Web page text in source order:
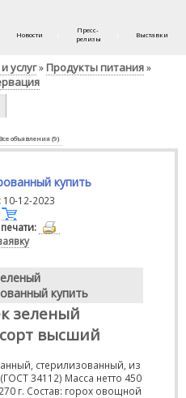
Новости
Пресс-
релизы
Выставки
услуг» Продукты питания»
Все объявления (9)
купить
10-12-2023
купить
зеленый
высший
стерилизованный, из
34112) Масса нетто 450
г. Состав: горох овощной